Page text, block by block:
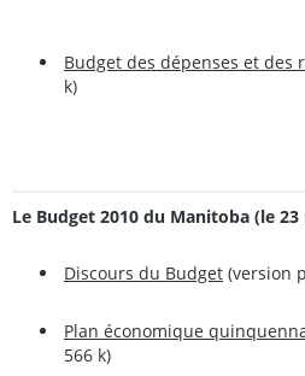
Budget des dépenses et des
k)
Le Budget 2010 du Manitoba (le 23
Discours du Budget (version
Plan économique
566 k)